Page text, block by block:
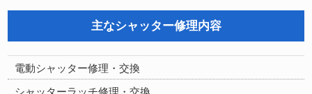
主なシャッター修理内容
電動シャッター修理・交換
シャッターラッチ修理・交換